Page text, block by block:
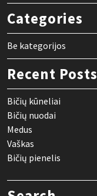
Categories
Be kategorijos
Recent Posts
Bičių kūneliai
Bičių nuodai
Medus
Vaškas
Bičių pienelis